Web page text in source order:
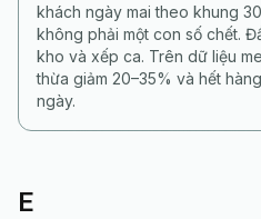
khách ngày mai theo khung
không phải một con số chết.
kho và xếp ca. Trên dữ liệu
thừa giảm 20–35% và hết
ngày.
E